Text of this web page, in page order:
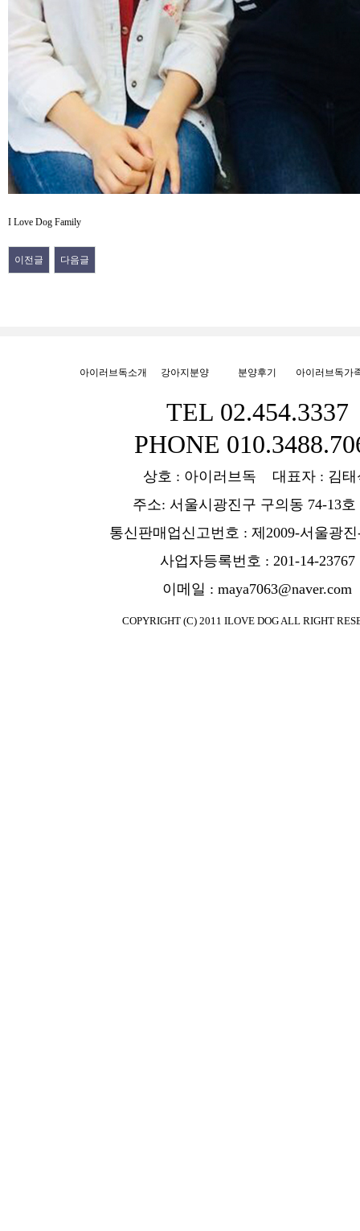
I Love Dog Family
이전글 다음글
아이러브독소개 강아지분양 분양후기 아이러브독가
TEL 02.454.3337
PHONE
상호 : 아이러브독 대표자 : 김태
주소: 서울시광진구 구의동 74-13호
통신판매업신고번호 : 제2009-서울광진
사업자등록번호 : 201-14-23767
이메일 : maya7063@naver.com
COPYRIGHT (C) 2011 ILOVE DOG ALL RIGHT